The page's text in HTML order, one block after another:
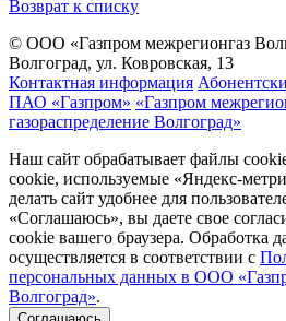
Возврат к списку
© ООО «Газпром межрегионгаз
Волгоград, ул. Ковровская, 13
Контактная информация
ПАО «Газпром» «Газпром
газораспределение Волгоград»
Наш сайт обрабатывает файлы
cookie, используемые «Яндекс-
делать сайт удобнее для
«Соглашаюсь», вы даете свое
cookie вашего браузера. Обработка
осуществляется в соответствии с
персональных данных в ООО
Волгоград».